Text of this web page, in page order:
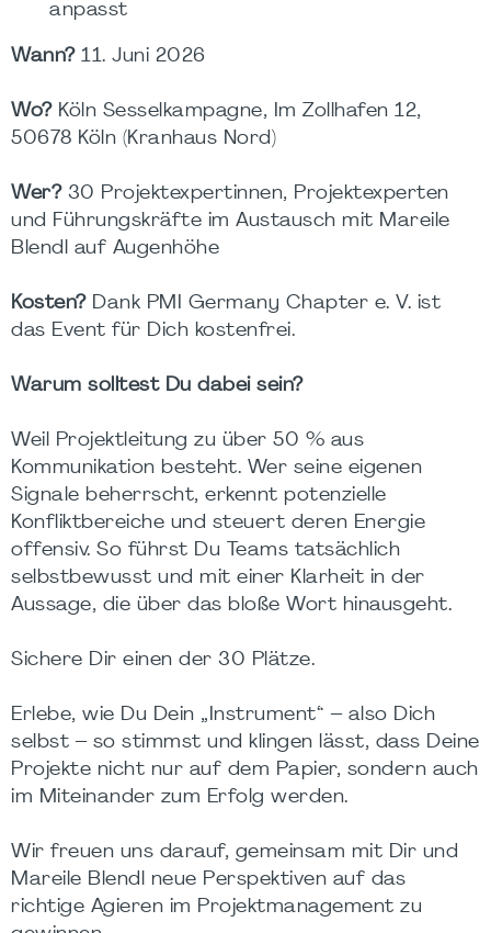
anpasst
Wann?11. Juni 2026
Wo?Köln Sesselkampagne, Im Zollhafen 12,
50678 Köln (Kranhaus Nord)
Wer?30 Projektexpertinnen, Projektexperten
und Führungskräfte im Austausch mit Mareile
Blendl auf Augenhöhe
Kosten?Dank PMI Germany Chapter e. V. ist
das Event für Dich kostenfrei.
Warum solltest Du dabei sein?
Weil Projektleitung zu über 50 % aus
Kommunikation besteht. Wer seine eigenen
Signale beherrscht, erkennt potenzielle
Konfliktbereiche und steuert deren Energie
offensiv. So führst Du Teams tatsächlich
selbstbewusst und mit einer Klarheit in der
Aussage, die über das bloße Wort hinausgeht.
Sichere Dir einen der 30 Plätze.
Erlebe, wie Du Dein „Instrument“ – also Dich
selbst – so stimmst und klingen lässt, dass Deine
Projekte nicht nur auf dem Papier, sondern auch
im Miteinander zum Erfolg werden.
Wir freuen uns darauf, gemeinsam mit Dir und
Mareile Blendl neue Perspektiven auf das
richtige Agieren im Projektmanagement zu